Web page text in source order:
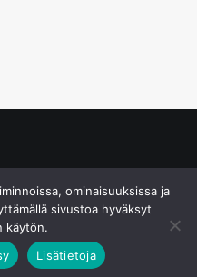
ominaisuuksissa ja
sivustoa hyväksyt
käytön.
Lisätietoja